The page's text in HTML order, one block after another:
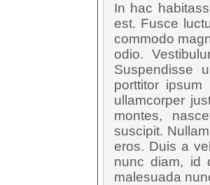
In hac
est. Fusce
commodo
odio.
Suspendisse
porttitor
ullamcorper
montes,
suscipit.
eros. Duis a
nunc diam, id
malesuada